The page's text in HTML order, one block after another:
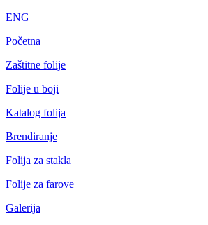
ENG
Početna
Zaštitne folije
Folije u boji
Katalog folija
Brendiranje
Folija za stakla
Folije za farove
Galerija